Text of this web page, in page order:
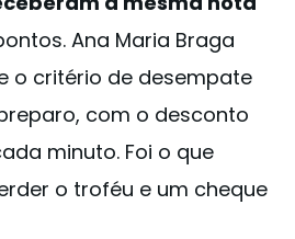
Ana Maria Braga
o critério de desempate
com o desconto
minuto. Foi o que
o troféu e um cheque